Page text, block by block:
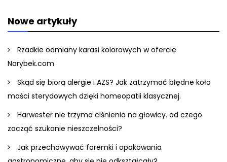
Nowe artykuły
Rzadkie odmiany karasi kolorowych w ofercie
Narybek.com
Skąd się biorą alergie i AZS? Jak zatrzymać błędne koło
maści sterydowych dzięki homeopatii klasycznej.
Harwester nie trzyma ciśnienia na głowicy. od czego
zacząć szukanie nieszczelności?
Jak przechowywać foremki i opakowania